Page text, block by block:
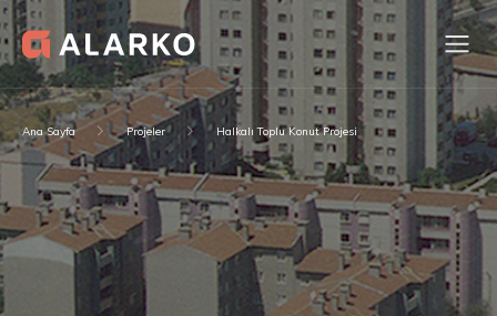
Ana Sayfa Projeler Halkalı Toplu Konut Projesi